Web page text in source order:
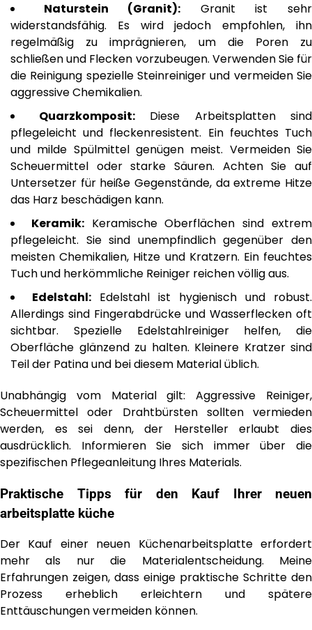
Naturstein (Granit): Granit ist sehr
widerstandsfähig. Es wird jedoch empfohlen, ihn
regelmäßig zu imprägnieren, um die Poren zu
schließen und Flecken vorzubeugen. Verwenden Sie für
die Reinigung spezielle Steinreiniger und vermeiden Sie
aggressive Chemikalien.
Quarzkomposit:Diese Arbeitsplatten sind
pflegeleicht und fleckenresistent. Ein feuchtes Tuch
und milde Spülmittel genügen meist. Vermeiden Sie
Scheuermittel oder starke Säuren. Achten Sie auf
Untersetzer für heiße Gegenstände, da extreme Hitze
das Harz beschädigen kann.
Keramik:Keramische Oberflächen sind extrem
pflegeleicht. Sie sind unempfindlich gegenüber den
meisten Chemikalien, Hitze und Kratzern. Ein feuchtes
Tuch und herkömmliche Reiniger reichen völlig aus.
Edelstahl: Edelstahl ist hygienisch und robust.
Allerdings sind Fingerabdrücke und Wasserflecken oft
sichtbar. Spezielle Edelstahlreiniger helfen, die
Oberfläche glänzend zu halten. Kleinere Kratzer sind
Teil der Patina und bei diesem Material üblich.
Unabhängig vom Material gilt: Aggressive Reiniger,
Scheuermittel oder Drahtbürsten sollten vermieden
werden, es sei denn, der Hersteller erlaubt dies
ausdrücklich. Informieren Sie sich immer über die
spezifischen Pflegeanleitung Ihres Materials.
Praktische Tipps für den Kauf Ihrer neuen
arbeitsplatte küche
Der Kauf einer neuen Küchenarbeitsplatte erfordert
mehr als nur die Materialentscheidung. Meine
Erfahrungen zeigen, dass einige praktische Schritte den
Prozess erheblich erleichtern und spätere
Enttäuschungen vermeiden können.